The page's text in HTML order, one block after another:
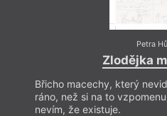
Petra
Zlodějka
Břicho macechy, který
ráno, než si na to
nevím, že existuje.